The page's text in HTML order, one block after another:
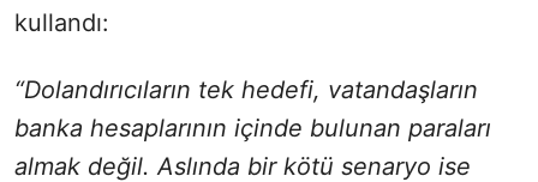
kullandı:
“Dolandırıcıların tek hedefi, vatandaşların
banka hesaplarının içinde bulunan paraları
almak değil. Aslında bir kötü senaryo ise